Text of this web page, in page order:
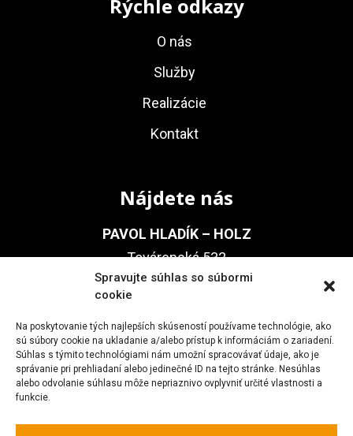
Spravujte súhlas so súbormi
cookie
Na poskytovanie tých najlepších skúseností používame technológie, ako
sú súbory cookie na ukladanie a/alebo prístup k informáciám o zariadení.
Súhlas s týmito technológiami nám umožní spracovávať údaje, ako je
správanie pri prehliadaní alebo jedinečné ID na tejto stránke. Nesúhlas
alebo odvolanie súhlasu môže nepriaznivo ovplyvniť určité vlastnosti a
funkcie.
Rýchle odkazy
O nás
Služby
Realizácie
Kontakt
Nájdete nás
PAVOL HLADÍK – HOLZ
Továrenská 532
(areál Slovenský Hodváb)
Kontakt